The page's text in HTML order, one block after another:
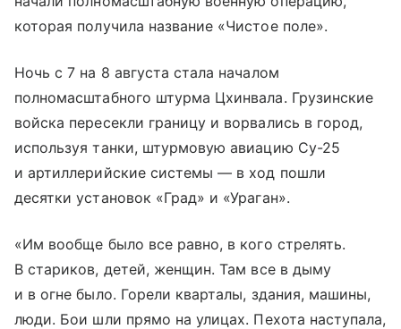
которая получила название «Чистое поле».
Ночь с 7 на 8 августа стала началом
полномасштабного штурма Цхинвала. Грузинские
войска пересекли границу и ворвались в город,
используя танки, штурмовую авиацию Су-25
и артиллерийские системы — в ход пошли
десятки установок «Град» и «Ураган».
«Им вообще было все равно, в кого стрелять.
В стариков, детей, женщин. Там все в дыму
и в огне было. Горели кварталы, здания, машины,
люди. Бои шли прямо на улицах. Пехота наступала,